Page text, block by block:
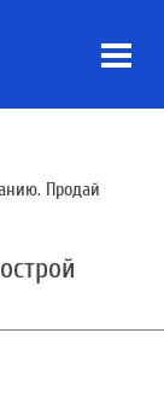
Продай